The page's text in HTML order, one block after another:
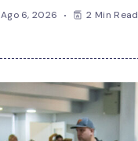
Ago 6, 2026 2 Min Read